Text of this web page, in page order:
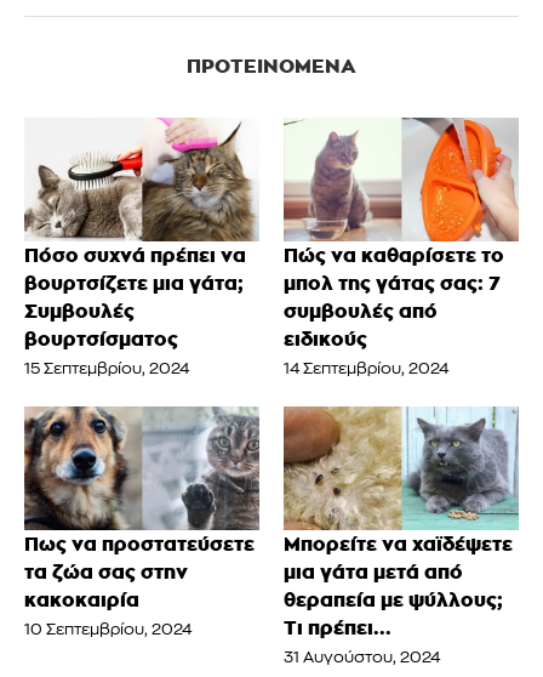
ΠΡΟΤΕΙΝΌΜΕΝΑ
Πόσο συχνά πρέπει να
βουρτσίζετε μια γάτα;
Συμβουλές
βουρτσίσματος
15 Σεπτεμβρίου, 2024
Πώς να καθαρίσετε το
μπολ της γάτας σας: 7
συμβουλές από
ειδικούς
14 Σεπτεμβρίου, 2024
Πως να προστατεύσετε
τα ζώα σας στην
κακοκαιρία
10 Σεπτεμβρίου, 2024
Μπορείτε να χαϊδέψετε
μια γάτα μετά από
θεραπεία με ψύλλους;
Τι πρέπει...
31 Αυγούστου, 2024